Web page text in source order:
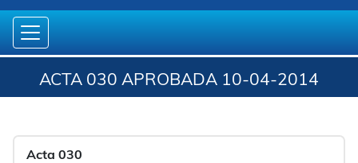
ACTA 030 APROBADA 10-04-2014
Acta 030